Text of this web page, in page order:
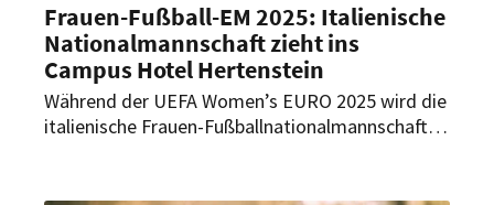
Frauen-Fußball-EM 2025: Italienische
Nationalmannschaft zieht ins
Campus Hotel Hertenstein
Während der UEFA Women’s EURO 2025 wird die
italienische Frauen-Fußballnationalmannschaft